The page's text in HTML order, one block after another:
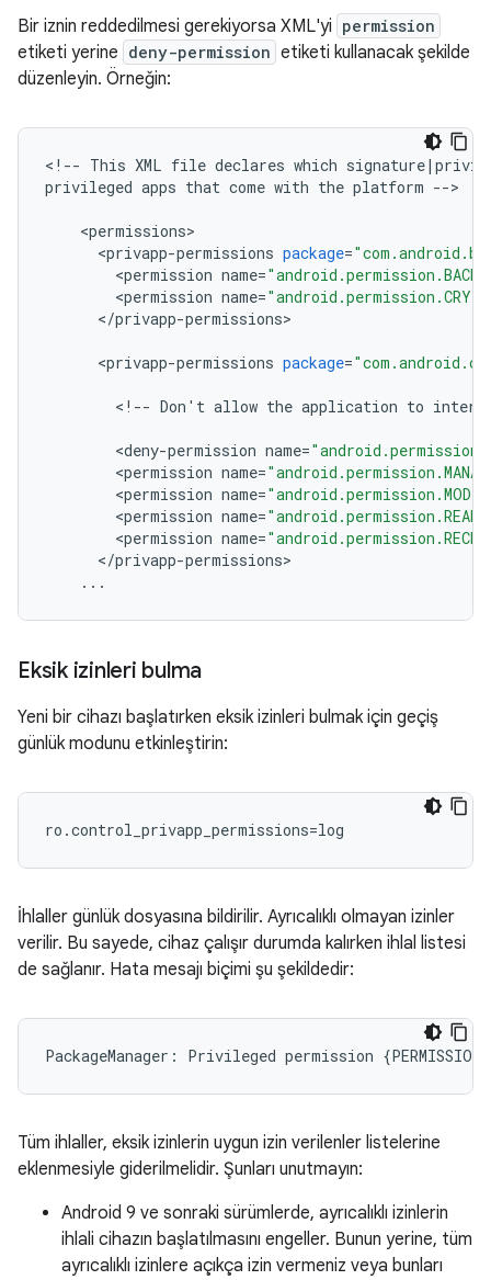
Bir iznin reddedilmesi gerekiyorsa XML'yi permission
etiketi yerine deny-permission etiketi kullanacak şekilde
düzenleyin. Örneğin:
< ! -- This XML file declares which signature|
privileged apps that come with the platform -->
<permissions>
<privapp-permissions package=
<permission name=
<permission name=
</privapp-permissions>
<privapp-permissions package=
< ! -- Don ' t allow the application to
<deny-permission name=
<permission name=
<permission name=
<permission name=
<permission name=
</privapp-permissions>
...
Eksik izinleri bulma
Yeni bir cihazı başlatırken eksik izinleri bulmak için geçiş
günlük modunu etkinleştirin:
ro.control_privapp_permissions=log
İhlaller günlük dosyasına bildirilir. Ayrıcalıklı olmayan izinler
verilir. Bu sayede, cihaz çalışır durumda kalırken ihlal listesi
de sağlanır. Hata mesajı biçimi şu şekildedir:
Tüm ihlaller, eksik izinlerin uygun izin verilenler listelerine
eklenmesiyle giderilmelidir. Şunları unutmayın:
Android 9 ve sonraki sürümlerde, ayrıcalıklı izinlerin
ihlali cihazın başlatılmasını engeller. Bunun yerine, tüm
ayrıcalıklı izinlere açıkça izin vermeniz veya bunları